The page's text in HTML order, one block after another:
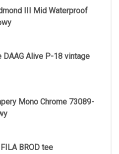
III Mid Waterproof
DAAG Alive P-18 vintage
Mono Chrome 73089-
BROD tee